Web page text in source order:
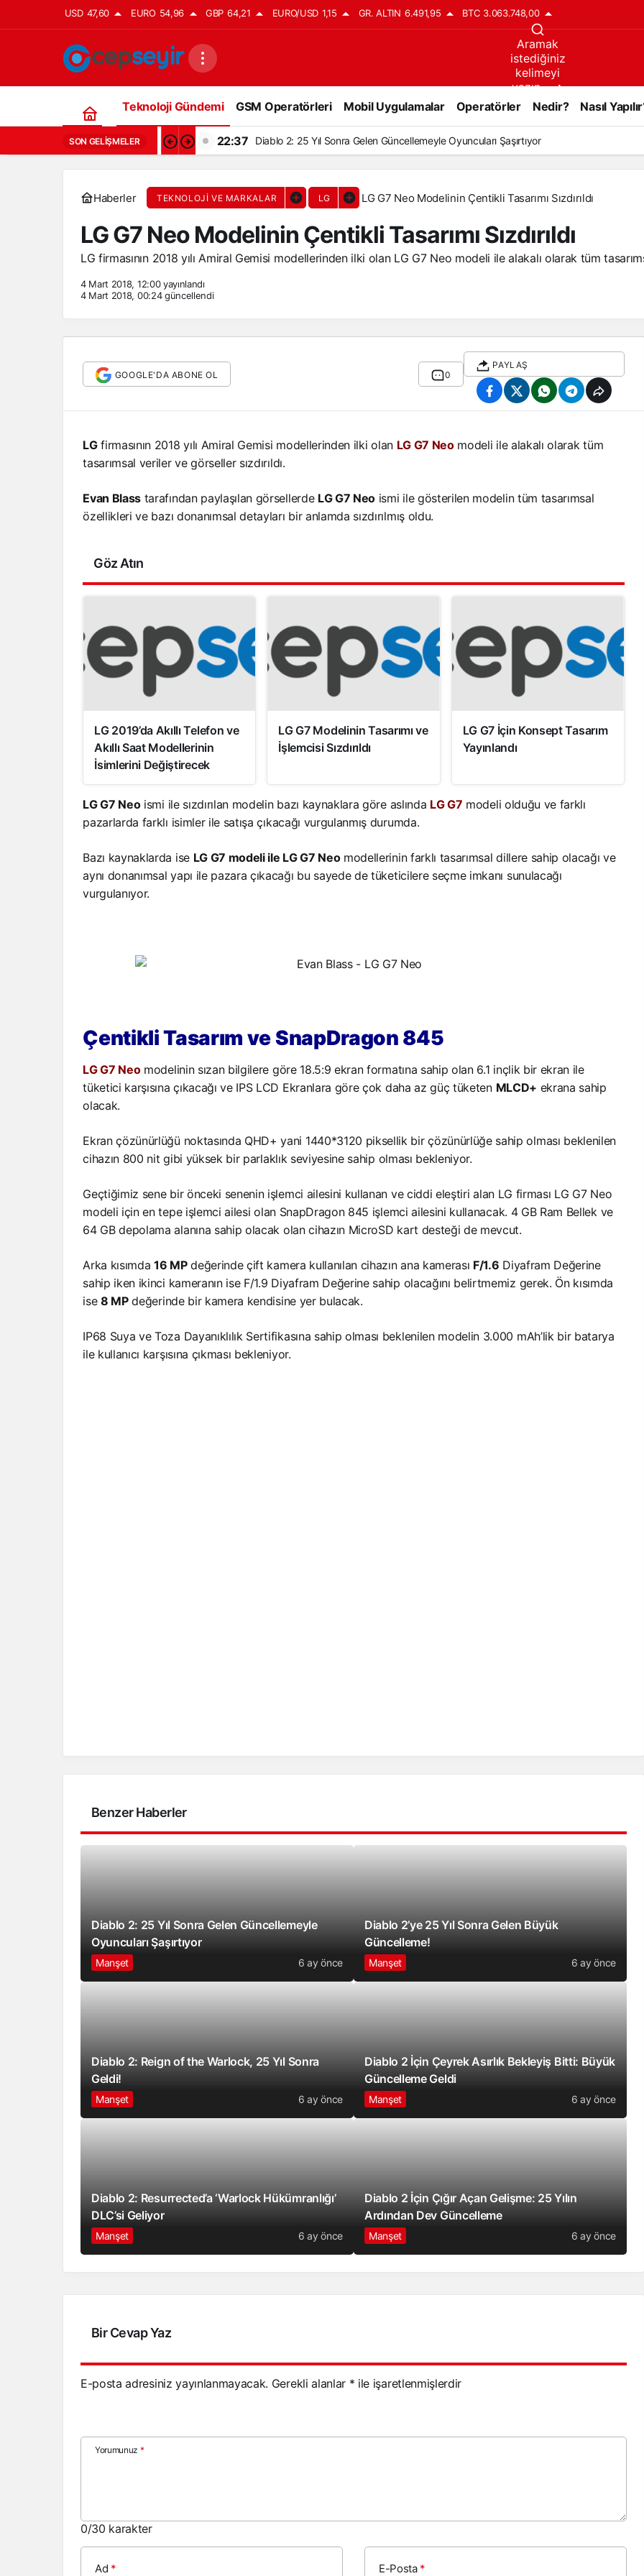
USD 47,60 EURO 54,96 GBP 64,21 EURO/USD 1,15 GR. ALTIN 6.491,95 BTC 3.063.748,00
Aramak
istediğiniz
kelimeyi
yazın..
Teknoloji Gündemi
GSM Operatörleri Mobil Uygulamalar Operatörler Nedir? Nasıl
SON GELIŞMELER 22:37 Diablo 2: 25 Yıl Sonra Gelen Güncellemeyle Oyuncuları Şaşırtıyor
Haberler TEKNOLOJI VE MARKALAR LG LG G7 Neo Modelinin Çentikli Tasarımı Sızdırıldı
LG G7 Neo Modelinin Çentikli Tasarımı Sızdırıldı
LG firmasının 2018 yılı Amiral Gemisi modellerinden ilki olan LG G7 Neo modeli ile alakalı olarak tüm
4 Mart 2018, 12:00yayınlandı
4 Mart 2018, 00:24güncellendi
GOOGLE'DA ABONE OL 0
PAYLAŞ
LGfirmasının 2018 yılı Amiral Gemisi modellerinden ilki olan LG G7 Neomodeli ile alakalı olarak tüm
tasarımsal veriler ve görseller sızdırıldı.
Evan Blass tarafından paylaşılan görsellerde LG G7 Neo ismi ile gösterilen modelin tüm tasarımsal
özellikleri ve bazı donanımsal detayları bir anlamda sızdırılmış oldu.
Göz Atın
LG 2019’da Akıllı Telefon ve
Akıllı Saat Modellerinin
İsimlerini Değiştirecek
LG G7 Modelinin Tasarımı ve
İşlemcisi Sızdırıldı
LG G7 İçin Konsept Tasarım
Yayınlandı
LG G7 Neoismi ile sızdırılan modelin bazı kaynaklara göre aslında LG G7 modeli olduğu ve farklı
pazarlarda farklı isimler ile satışa çıkacağı vurgulanmış durumda.
Bazı kaynaklarda ise LG G7 modeli ile LG G7 Neomodellerinin farklı tasarımsal dillere sahip olacağı ve
aynı donanımsal yapı ile pazara çıkacağı bu sayede de tüketicilere seçme imkanı sunulacağı
vurgulanıyor.
Çentikli Tasarım ve SnapDragon 845
LG G7 Neo modelinin sızan bilgilere göre 18.5:9 ekran formatına sahip olan 6.1 inçlik bir ekran ile
tüketici karşısına çıkacağı ve IPS LCD Ekranlara göre çok daha az güç tüketen MLCD+ ekrana sahip
olacak.
Ekran çözünürlüğü noktasında QHD+ yani 1440*3120 piksellik bir çözünürlüğe sahip olması beklenilen
cihazın 800 nit gibi yüksek bir parlaklık seviyesine sahip olması bekleniyor.
Geçtiğimiz sene bir önceki senenin işlemci ailesini kullanan ve ciddi eleştiri alan LG firması LG G7 Neo
modeli için en tepe işlemci ailesi olan SnapDragon 845 işlemci ailesini kullanacak. 4 GB Ram Bellek ve
64 GB depolama alanına sahip olacak olan cihazın MicroSD kart desteği de mevcut.
Arka kısımda16 MPdeğerinde çift kamera kullanılan cihazın ana kamerası F/1.6 Diyafram Değerine
sahip iken ikinci kameranın ise F/1.9 Diyafram Değerine sahip olacağını belirtmemiz gerek. Ön kısımda
ise 8 MPdeğerinde bir kamera kendisine yer bulacak.
IP68 Suya ve Toza Dayanıklılık Sertifikasına sahip olması beklenilen modelin 3.000 mAh’lik bir batarya
ile kullanıcı karşısına çıkması bekleniyor.
Benzer Haberler
Diablo 2: 25 Yıl Sonra Gelen Güncellemeyle
Oyuncuları Şaşırtıyor
Manşet 6 ay önce
Diablo 2’ye 25 Yıl Sonra Gelen Büyük
Güncelleme!
Manşet 6 ay önce
Diablo 2: Reign of the Warlock, 25 Yıl Sonra
Geldi!
Manşet 6 ay önce
Diablo 2 İçin Çeyrek Asırlık Bekleyiş Bitti: Büyük
Güncelleme Geldi
Manşet 6 ay önce
Diablo 2: Resurrected’a ‘Warlock Hükümranlığı’
DLC’si Geliyor
Manşet 6 ay önce
Diablo 2 İçin Çığır Açan Gelişme: 25 Yılın
Ardından Dev Güncelleme
Manşet 6 ay önce
Bir Cevap Yaz
E-posta adresiniz yayınlanmayacak. Gerekli alanlar * ile işaretlenmişlerdir
Yorumunuz *
0/30 karakter
Ad * E-Posta*